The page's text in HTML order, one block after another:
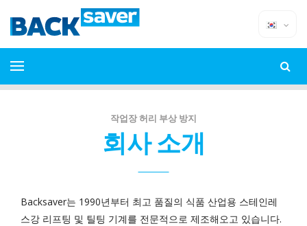
작업장 허리 부상 방지
회사 소개
Backsaver는 1990년부터 최고 품질의 식품 산업용 스테인레
스강 리프팅 및 틸팅 기계를 전문적으로 제조해오고 있습니다.